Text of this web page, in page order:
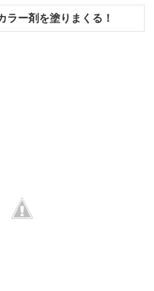
ラー剤を塗りまくる！